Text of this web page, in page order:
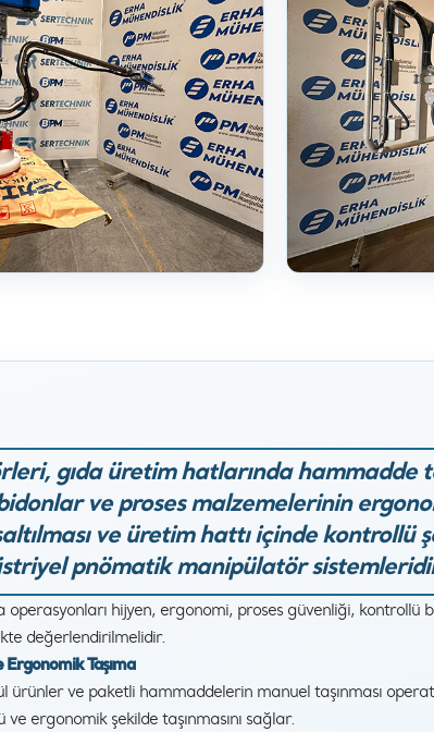
gıda üretim hatlarında hammadde
ve proses malzemelerinin
ve üretim hattı içinde kontrollü
pnömatik manipülatör
operasyonları hijyen, ergonomi, proses güvenliği,
değerlendirilmelidir.
Taşıma
ürünler ve paketli hammaddelerin manuel taşınması
ergonomik şekilde taşınmasını sağlar.